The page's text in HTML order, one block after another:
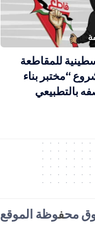
للمقاطعة
“مختبر بناء
بالتطبيعي
محفوظة الموقع